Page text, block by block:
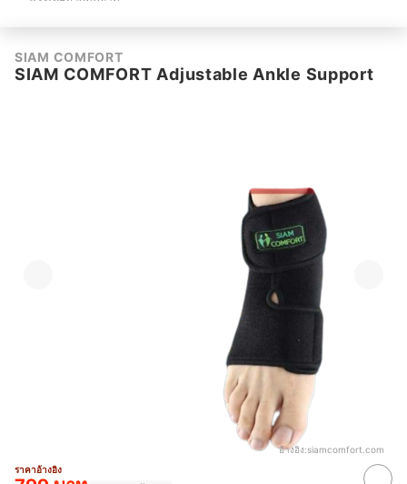
SIAM COMFORT
SIAM COMFORT Adjustable Ankle Support
อ้างอิง:siamcomfort.com
ราคาอ้างอิง